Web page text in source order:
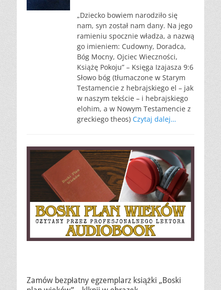
„Dziecko bowiem narodziło się
nam, syn został nam dany. Na jego
ramieniu spocznie władza, a nazwą
go imieniem: Cudowny, Doradca,
Bóg Mocny, Ojciec Wieczności,
Książę Pokoju” – Księga Izajasza 9:6
Słowo bóg (tłumaczone w Starym
Testamencie z hebrajskiego el – jak
w naszym tekście – i hebrajskiego
elohim, a w Nowym Testamencie z
greckiego theos) Czytaj dalej…
Zamów bezpłatny egzemplarz książki „Boski